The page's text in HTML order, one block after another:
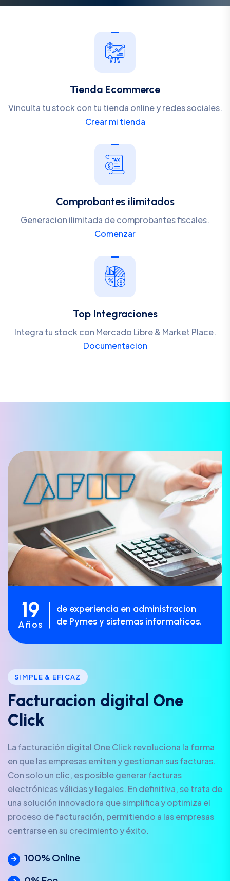
Tienda Ecommerce
Vinculta tu stock con tu tienda online y redes sociales.
Crear mi tienda
Comprobantes ilimitados
Generacion ilimitada de comprobantes fiscales.
Comenzar
Top Integraciones
Integra tu stock con Mercado Libre & Market Place.
Documentacion
19
Años
de experiencia en administracion
de Pymes y sistemas informaticos.
SIMPLE & EFICAZ
Facturacion d igita One
C ick
La facturación digital One Click revoluciona la forma
en que las empresas emiten y gestionan sus facturas.
Con solo un clic, es posible generar facturas
electrónicas válidas y legales. En definitiva, se trata de
una solución innovadora que simplifica y optimiza el
proceso de facturación, permitiendo a las empresas
centrarse en su crecimiento y éxito.
100% Online